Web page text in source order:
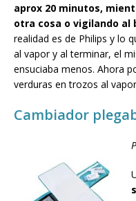
aprox 20 minutos,
otra cosa o vigilando al
realidad es de Philips y lo
al vapor y al terminar, el
ensuciaba menos. Ahora
verduras en trozos al
Cambiador